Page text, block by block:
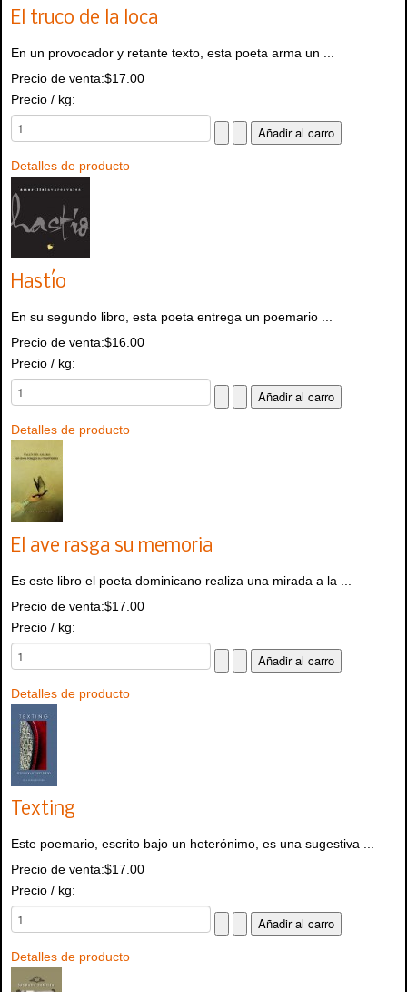
El truco de la loca
En un provocador y retante texto, esta poeta arma un ...
Precio de venta:$17.00
Precio / kg:
Detalles de producto
Hastío
En su segundo libro, esta poeta entrega un poemario ...
Precio de venta:$16.00
Precio / kg:
Detalles de producto
El ave rasga su memoria
Es este libro el poeta dominicano realiza una mirada a la ...
Precio de venta:$17.00
Precio / kg:
Detalles de producto
Texting
Este poemario, escrito bajo un heterónimo, es una sugestiva ...
Precio de venta:$17.00
Precio / kg:
Detalles de producto